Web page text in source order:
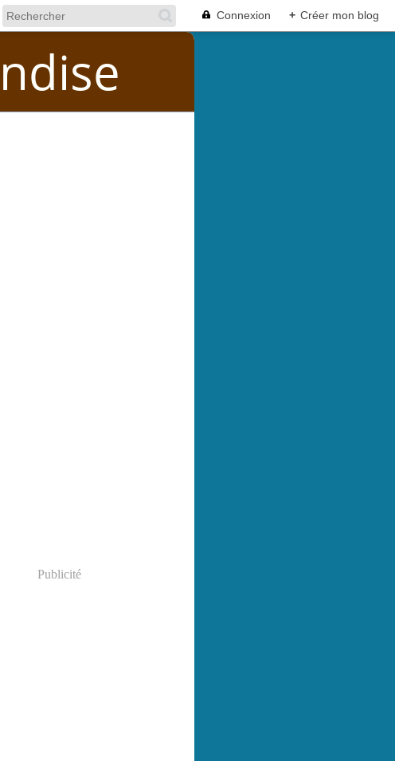
Connexion + Créer mon blog
Publicité